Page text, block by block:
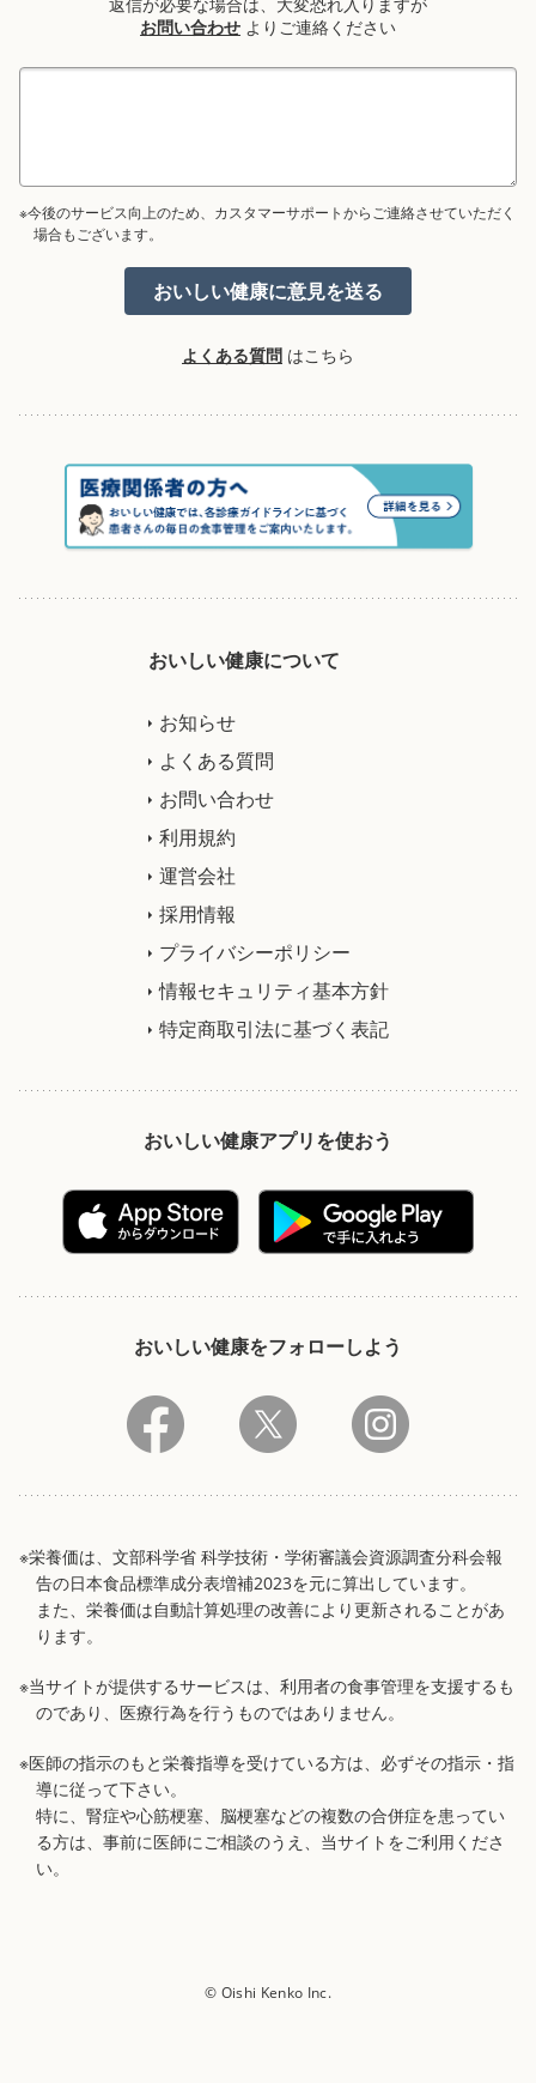
お問い合わせ よりご連絡ください
※今後のサービス向上のため、カスタマーサポートからご連絡させていただく
場合もございます。
よくある質問 はこちら
おいしい健康について
お知らせ
よくある質問
お問い合わせ
利用規約
運営会社
採用情報
プライバシーポリシー
情報セキュリティ基本方針
特定商取引法に基づく表記
おいしい健康アプリを使おう
おいしい健康をフォローしよう
※栄養価は、文部科学省 科学技術・学術審議会資源調査分科会報
告の日本食品標準成分表増補2023を元に算出しています。
また、栄養価は自動計算処理の改善により更新されることがあ
ります。
※当サイトが提供するサービスは、利用者の食事管理を支援するも
のであり、医療行為を行うものではありません。
※医師の指示のもと栄養指導を受けている方は、必ずその指示・指
導に従って下さい。
特に、腎症や心筋梗塞、脳梗塞などの複数の合併症を患ってい
る方は、事前に医師にご相談のうえ、当サイトをご利用くださ
い。
© Oishi Kenko Inc.